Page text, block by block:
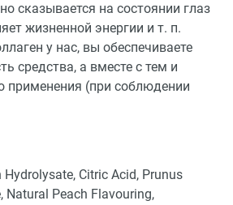
сказывается на состоянии глаз
жизненной энергии и т. п.
у нас, вы обеспечиваете
средства, а вместе с тем и
применения (при соблюдении
Hydrolysate, Citric Acid, Prunus
Natural Peach Flavouring,